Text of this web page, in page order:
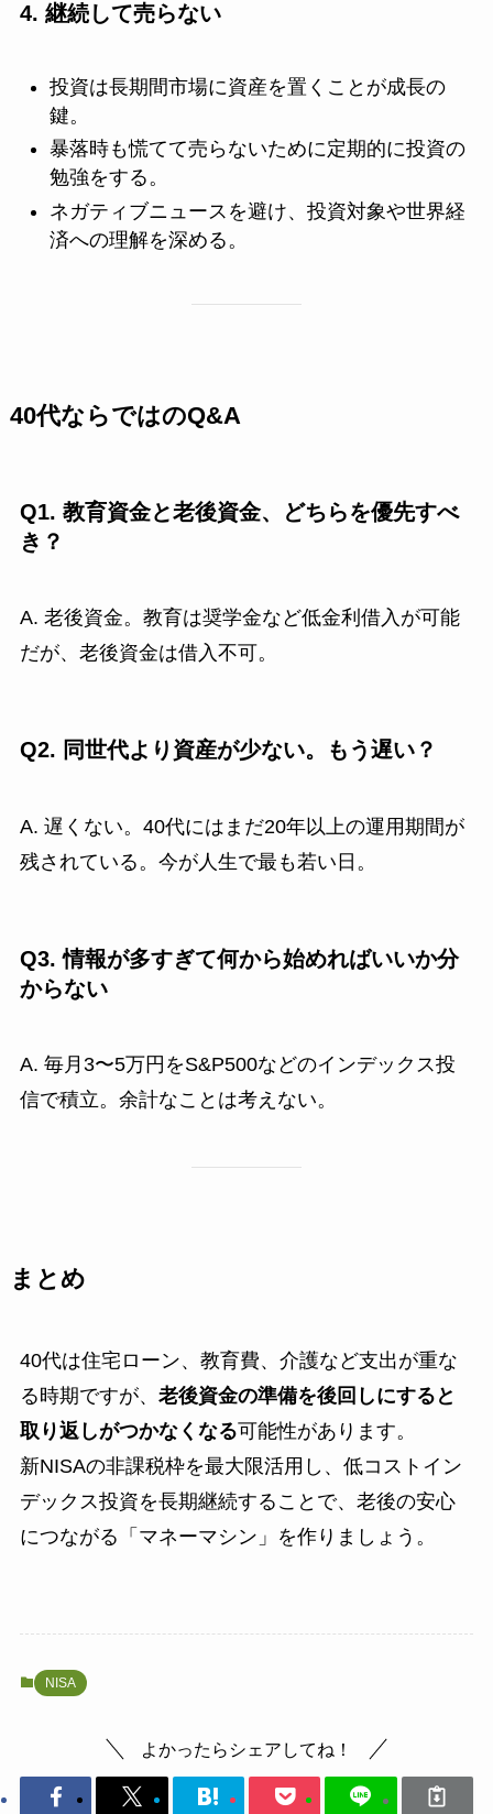
4. 継続して売らない
投資は長期間市場に資産を置くことが成長の
鍵。
暴落時も慌てて売らないために定期的に投資の
勉強をする。
ネガティブニュースを避け、投資対象や世界経
済への理解を深める。
40代ならではのQ&A
Q1. 教育資金と老後資金、どちらを優先すべ
き？
A. 老後資金。教育は奨学金など低金利借入が可能
だが、老後資金は借入不可。
Q2. 同世代より資産が少ない。もう遅い？
A. 遅くない。40代にはまだ20年以上の運用期間が
残されている。今が人生で最も若い日。
Q3. 情報が多すぎて何から始めればいいか分
からない
A. 毎月3〜5万円をS&P500などのインデックス投
信で積立。余計なことは考えない。
まとめ
40代は住宅ローン、教育費、介護など支出が重な
る時期ですが、 老後資金の準備を後回しにすると
取り返しがつかなくなる可能性があります。
新NISAの非課税枠を最大限活用し、低コストイン
デックス投資を長期継続することで、老後の安心
につながる「マネーマシン」を作りましょう。
NISA
よかったらシェアしてね！